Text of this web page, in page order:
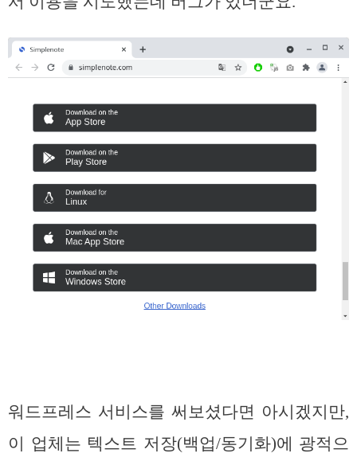
워드프레스 서비스를 써보셨다면 아시겠지만,
이 업체는 텍스트 저장(백업/동기화)에 광적으